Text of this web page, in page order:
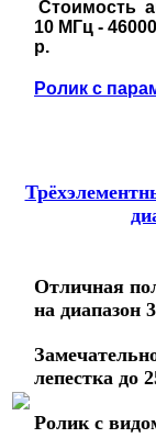
Стоимость
10 МГц -
р.
Ролик с
Отличная
на диапазон
лепестка до
Ролик с